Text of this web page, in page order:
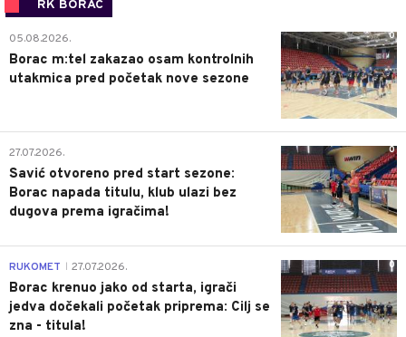
RK BORAC
0
05.08.2026.
Borac m:tel zakazao osam kontrolnih
utakmica pred početak nove sezone
0
27.07.2026.
Savić otvoreno pred start sezone:
Borac napada titulu, klub ulazi bez
dugova prema igračima!
0
RUKOMET 27.07.2026.
Borac krenuo jako od starta, igrači
jedva dočekali početak priprema: Cilj se
zna - titula!